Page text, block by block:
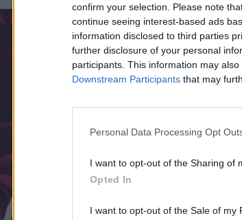
confirm your selection. Please note
continue seeing interest-based ads
information disclosed to third parties
further disclosure of your personal
participants. This information may
Downstream Participants that may
Personal Data Processing Opt
I want to opt-out of the Sharing of
Opted In
I want to opt-out of the Sale of my